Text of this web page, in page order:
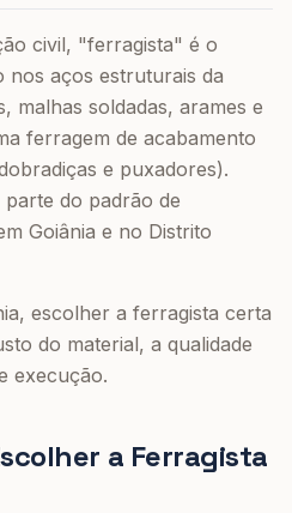
civil, "ferragista" é o
nos aços estruturais da
malhas soldadas, arames e
ferragem de acabamento
e puxadores).
do padrão de
Goiânia e no Distrito
escolher a ferragista certa
do material, a qualidade
execução.
a Ferragista